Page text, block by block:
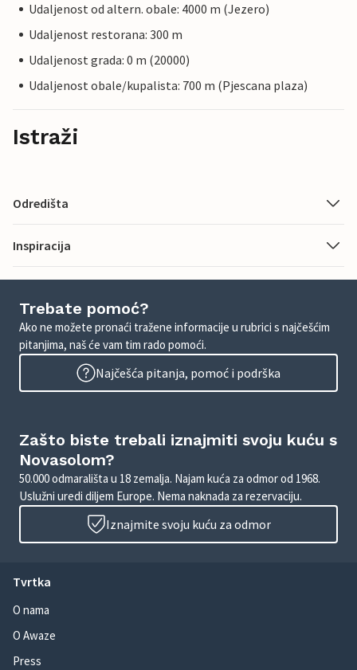
Udaljenost od altern. obale: 4000 m (Jezero)
Udaljenost restorana: 300 m
Udaljenost grada: 0 m (20000)
Udaljenost obale/kupalista: 700 m (Pjescana plaza)
Istraži
Odredišta
Inspiracija
Trebate pomoć?
Ako ne možete pronaći tražene informacije u rubrici s najčešćim
pitanjima, naš će vam tim rado pomoći.
Najčešća pitanja, pomoć i podrška
Zašto biste trebali iznajmiti svoju kuću s
Novasolom?
50.000 odmarališta u 18 zemalja. Najam kuća za odmor od 1968.
Uslužni uredi diljem Europe. Nema naknada za rezervaciju.
Iznajmite svoju kuću za odmor
Tvrtka
O nama
O Awaze
Press